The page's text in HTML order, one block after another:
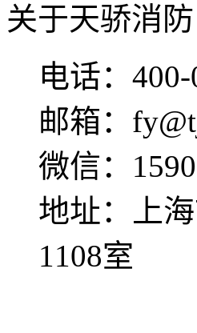
关于天骄消防
电话：
邮箱：
微信：
地址：上
1108室